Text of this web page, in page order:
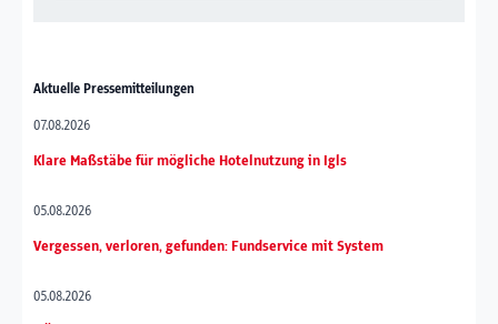
Aktuelle Pressemitteilungen
07.08.2026
Klare Maßstäbe für mögliche Hotelnutzung in Igls
05.08.2026
Vergessen, verloren, gefunden: Fundservice mit System
05.08.2026